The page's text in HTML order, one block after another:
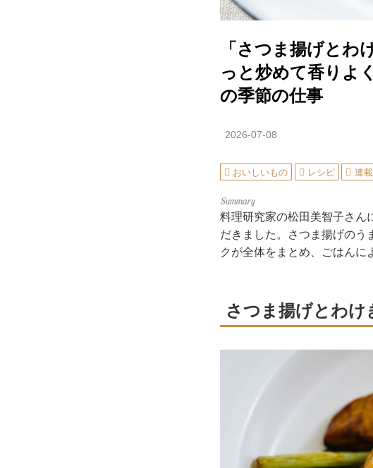
「さつま揚げとわ
っと炒めて香りよ
の季節の仕事
2026-07-08
おいしいもの レシピ 連載
料理研究家の松田美智子さん
だきました。さつま揚げのう
クが全体をまとめ、ごはんに
さつま揚げとわ